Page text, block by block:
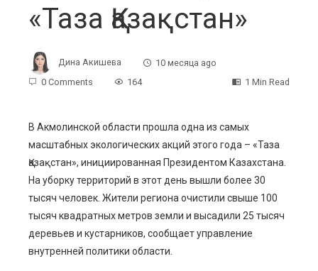
«Таза Қазақстан»
Дина Акишева
10 месяца ago
0 Comments
164 1 Min Read
В Акмолинской области прошла одна из самых
масштабных экологических акций этого года – «Таза
Қазақстан», инициированная Президентом Казахстана.
На уборку территорий в этот день вышли более 30
тысяч человек. Жители региона очистили свыше 100
тысяч квадратных метров земли и высадили 25 тысяч
деревьев и кустарников, сообщает управление
внутренней политики области.